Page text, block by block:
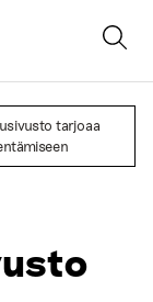
tarjoaa